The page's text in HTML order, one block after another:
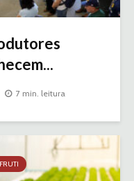
7 min. leitura